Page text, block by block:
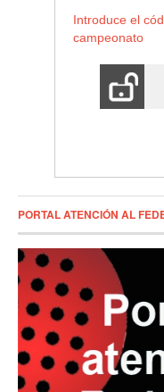
Introduce el
campeonato
PORTAL ATENCIÓN AL